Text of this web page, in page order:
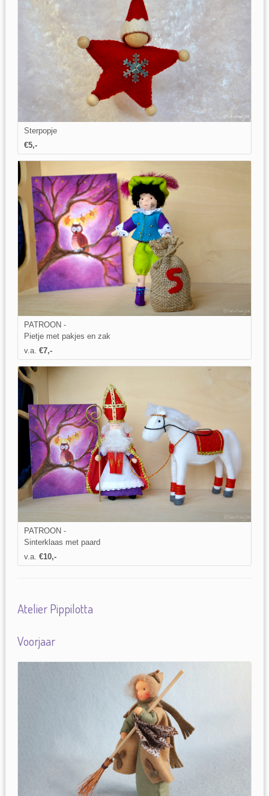
Sterpopje
€5,-
PATROON -
Pietje met pakjes en zak
v.a. €7,-
PATROON -
Sinterklaas met paard
v.a. €10,-
Atelier Pippilotta
Voorjaar